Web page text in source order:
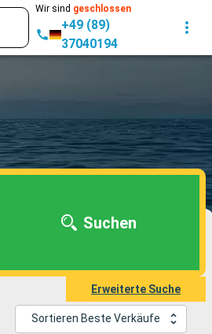
Wir sind geschlossen
+49 (89)
37040194
Suchen
Erweiterte Suche
Sortieren Beste Verkäufe